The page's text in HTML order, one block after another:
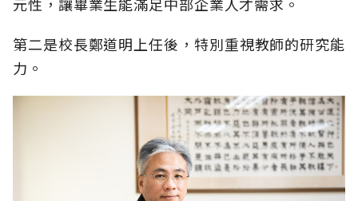
第二是校長鄭道明上任後，特別重視教師的研究能
力。